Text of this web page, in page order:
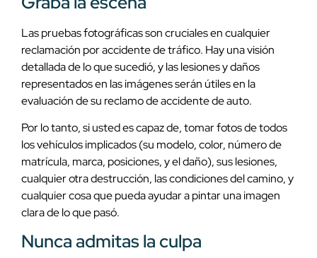
Las pruebas fotográficas son cruciales en cualquier
reclamación por accidente de tráfico. Hay una visión
detallada de lo que sucedió, y las lesiones y daños
representados en las imágenes serán útiles en la
evaluación de su reclamo de accidente de auto.
Por lo tanto, si usted es capaz de, tomar fotos de todos
los vehículos implicados (su modelo, color, número de
matrícula, marca, posiciones, y el daño), sus lesiones,
cualquier otra destrucción, las condiciones del camino, y
cualquier cosa que pueda ayudar a pintar una imagen
clara de lo que pasó.
Nunca admitas la culpa